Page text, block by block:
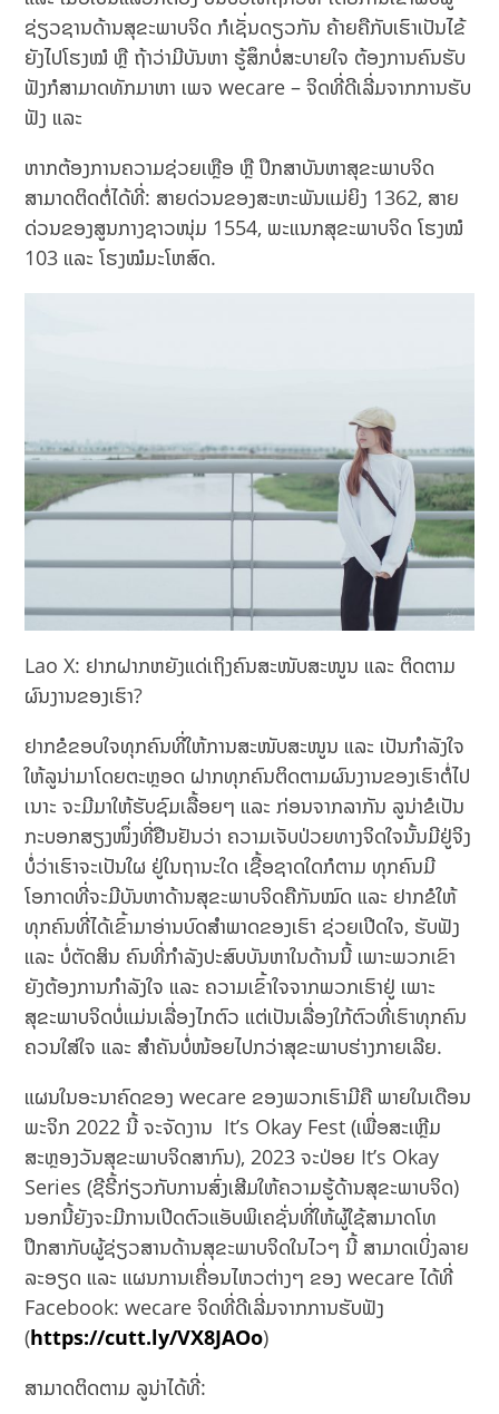
ຊ່ຽວຊານດ້ານສຸຂະພາບຈິດ ກໍເຊັ່ນດຽວກັນ ຄ້າຍຄືກັບເຮົາເປັນໄຂ້
ຍັງໄປໂຮງໝໍ ຫຼື ຖ້າວ່າມີບັນຫາ ຮູ້ສຶກບໍ່ສະບາຍໃຈ ຕ້ອງການຄົນຮັບ
ຟັງກໍສາມາດທັກມາຫາ ເພຈ wecare – ຈິດທີ່ດີເລີ່ມຈາກການຮັບ
ຟັງ ແລະ
ຫາກຕ້ອງການຄວາມຊ່ວຍເຫຼືອ ຫຼື ປຶກສາບັນຫາສຸຂະພາບຈິດ
ສາມາດຕິດຕໍ່ໄດ້ທີ່: ສາຍດ່ວນຂອງສະຫະພັນແມ່ຍິງ 1362, ສາຍ
ດ່ວນຂອງສູນກາງຊາວໜຸ່ມ 1554, ພະແນກສຸຂະພາບຈິດ ໂຮງໝໍ
103 ແລະ ໂຮງໝໍມະໂຫສົດ.
Lao X: ຢາກຝາກຫຍັງແດ່ເຖິງຄົນສະໜັບສະໜູນ ແລະ ຕິດຕາມ
ຜົນງານຂອງເຮົາ?
ຢາກຂໍຂອບໃຈທຸກຄົນທີ່ໃຫ້ການສະໜັບສະໜູນ ແລະ ເປັນກຳລັງໃຈ
ໃຫ້ລູນ່າມາໂດຍຕະຫຼອດ ຝາກທຸກຄົນຕິດຕາມຜົນງານຂອງເຮົາຕໍ່ໄປ
ເນາະ ຈະມີມາໃຫ້ຮັບຊົມເລື້ອຍໆ ແລະ ກ່ອນຈາກລາກັນ ລູນ່າຂໍເປັນ
ກະບອກສຽງໜຶ່ງທີ່ຢືນຢັນວ່າ ຄວາມເຈັບປ່ວຍທາງຈິດໃຈນັ້ນມີຢູ່ຈິງ
ບໍ່ວ່າເຮົາຈະເປັນໃຜ ຢູ່ໃນຖານະໃດ ເຊື້ອຊາດໃດກໍຕາມ ທຸກຄົນມີ
ໂອກາດທີ່ຈະມີບັນຫາດ້ານສຸຂະພາບຈິດຄືກັນໝົດ ແລະ ຢາກຂໍໃຫ້
ທຸກຄົນທີ່ໄດ້ເຂົ້າມາອ່ານບົດສຳພາດຂອງເຮົາ ຊ່ວຍເປີດໃຈ, ຮັບຟັງ
ແລະ ບໍ່ຕັດສິນ ຄົນທີ່ກຳລັງປະສົບບັນຫາໃນດ້ານນີ້ ເພາະພວກເຂົາ
ຍັງຕ້ອງການກຳລັງໃຈ ແລະ ຄວາມເຂົ້າໃຈຈາກພວກເຮົາຢູ່ ເພາະ
ສຸຂະພາບຈິດບໍ່ແມ່ນເລື່ອງໄກຕົວ ແຕ່ເປັນເລື່ອງໃກ້ຕົວທີ່ເຮົາທຸກຄົນ
ຄວນໃສ່ໃຈ ແລະ ສຳຄັນບໍ່ໜ້ອຍໄປກວ່າສຸຂະພາບຮ່າງກາຍເລີຍ.
ແຜນໃນອະນາຄົດຂອງ wecare ຂອງພວກເຮົາມີຄື ພາຍໃນເດືອນ
ພະຈິກ 2022 ນີ້ ຈະຈັດງານ It’s Okay Fest (ເພື່ອສະເຫຼີມ
ສະຫຼອງວັນສຸຂະພາບຈິດສາກົນ), 2023 ຈະປ່ອຍ It’s Okay
Series (ຊີຣີ້ກ່ຽວກັບການສົ່ງເສີມໃຫ້ຄວາມຮູ້ດ້ານສຸຂະພາບຈິດ)
ນອກນີ້ຍັງຈະມີການເປີດຕົວແອັບພິເຄຊັ່ນທີ່ໃຫ້ຜູ້ໃຊ້ສາມາດໂທ
ປຶກສາກັບຜູ້ຊ່ຽວສານດ້ານສຸຂະພາບຈິດໃນໄວໆ ນີ້ ສາມາດເບິ່ງລາຍ
ລະອຽດ ແລະ ແຜນການເຄື່ອນໄຫວຕ່າງໆ ຂອງ wecare ໄດ້ທີ່
Facebook: wecare ຈິດທີ່ດີເລີ່ມຈາກການຮັບຟັງ
(https://cutt.ly/VX8JAOo)
ສາມາດຕິດຕາມ ລູນ່າໄດ້ທີ່: